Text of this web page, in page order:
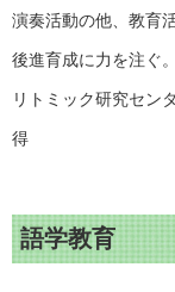
演奏活動の他、教育
後進育成に力を注ぐ。
リトミック研究セン
得
語学教育